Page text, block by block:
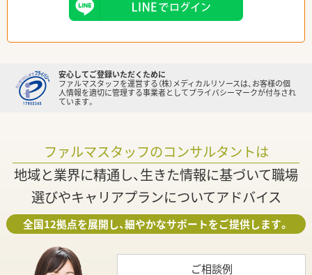
安心してご登録いただくために
ファルマスタッフを運営する（株）メディカルリソースは、お客様の個
人情報を適切に管理する事業者としてプライバシーマークが付与され
ています。
ファルマスタッフのコンサルタントは
地域と業界に精通し、生きた情報に基づいて職場
選びやキャリアプランについてアドバイス
全国12拠点を展開し、細やかなサポートをご提供します。
ご相談例